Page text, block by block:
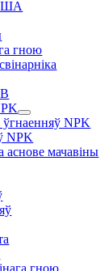
гною
ўгнаенняў NPK
NPK
аснове мачавіны
гною